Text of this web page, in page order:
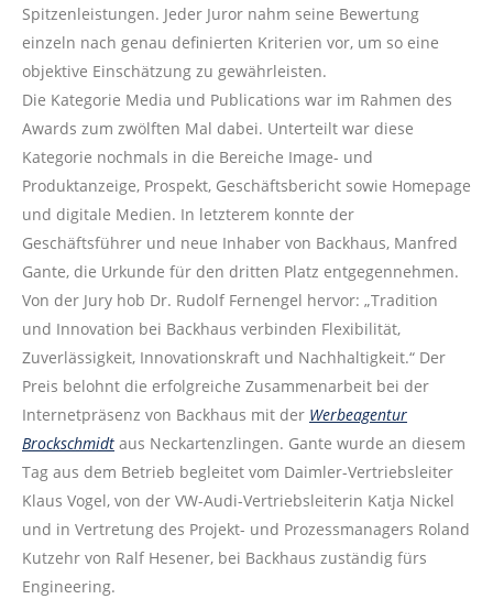
Spitzenleistungen. Jeder Juror nahm seine Bewertung
einzeln nach genau definierten Kriterien vor, um so eine
objektive Einschätzung zu gewährleisten.
Die Kategorie Media und Publications war im Rahmen des
Awards zum zwölften Mal dabei. Unterteilt war diese
Kategorie nochmals in die Bereiche Image- und
Produktanzeige, Prospekt, Geschäftsbericht sowie Homepage
und digitale Medien. In letzterem konnte der
Geschäftsführer und neue Inhaber von Backhaus, Manfred
Gante, die Urkunde für den dritten Platz entgegennehmen.
Von der Jury hob Dr. Rudolf Fernengel hervor: „Tradition
und Innovation bei Backhaus verbinden Flexibilität,
Zuverlässigkeit, Innovationskraft und Nachhaltigkeit.“ Der
Preis belohnt die erfolgreiche Zusammenarbeit bei der
Internetpräsenz von Backhaus mit der Werbeagentur
Brockschmidt aus Neckartenzlingen. Gante wurde an diesem
Tag aus dem Betrieb begleitet vom Daimler-Vertriebsleiter
Klaus Vogel, von der VW-Audi-Vertriebsleiterin Katja Nickel
und in Vertretung des Projekt- und Prozessmanagers Roland
Kutzehr von Ralf Hesener, bei Backhaus zuständig fürs
Engineering.